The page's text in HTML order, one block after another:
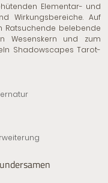
Elementar- und
Wirkungsbereiche. Auf
Ratsuchende belebende
Wesenskern und zum
Shadowscapes Tarot-